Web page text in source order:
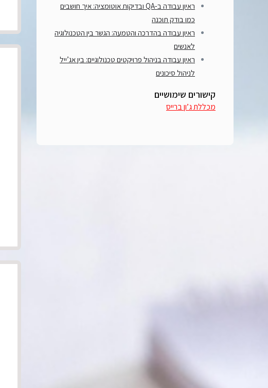
ראיון עבודה ב-QA ובדיקות אוטומציה: איך חושבים
כמו בודק תוכנה
ראיון עבודה בהדרכה והטמעה: הגשר בין הטכנולוגיה
לאנשים
ראיון עבודה בניהול פרויקטים טכנולוגיים: בין אג’ייל
לניהול סיכונים
קישורים שימושיים
מכללת ג’ון ברייס